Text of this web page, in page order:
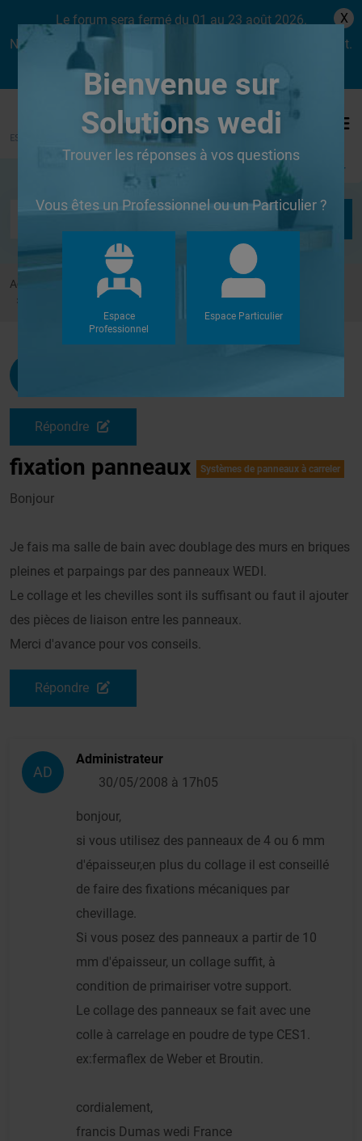
Le forum sera fermé du 01 au 23 août 2026.
Nous aurons le plaisir de vous retrouver dès le lundi 24 août.
X
Se connecter
Accueil Forums
Systèmes de panneaux à carreler
fixation panneaux
Répondre
fixation panneaux Systèmes de panneaux à carreler
Bonjour
Je fais ma salle de bain avec doublage des murs en briques
pleines et parpaings par des panneaux WEDI.
Le collage et les chevilles sont ils suffisant ou faut il ajouter
des pièces de liaison entre les panneaux.
Merci d'avance pour vos conseils.
Répondre
AD
Administrateur
30/05/2008 à 17h05
bonjour,
si vous utilisez des panneaux de 4 ou 6 mm
d'épaisseur,en plus du collage il est conseillé
de faire des fixations mécaniques par
chevillage.
Si vous posez des panneaux a partir de 10
mm d'épaisseur, un collage suffit, à
condition de primairiser votre support.
Le collage des panneaux se fait avec une
colle à carrelage en poudre de type CES1.
ex:fermaflex de Weber et Broutin.
cordialement,
francis Dumas wedi France
Bienvenue sur
Solutions wedi
Trouver les réponses à vos questions
Vous êtes un Professionnel ou un Particulier ?
Espace
Professionnel
Espace Particulier